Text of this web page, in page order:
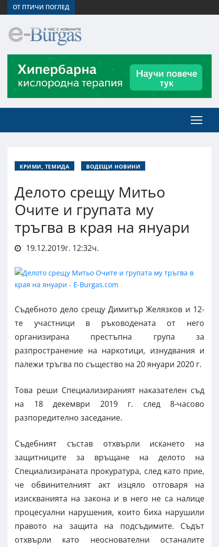
ОТ ПТИЧИ ПОГЛЕД
КРИМИ, ТЕМИДА ВОДЕЩИ НОВИНИ
Делото срещу Митьо
Очите и групата му
тръгва в края на януари
19.12.2019г. 12:32ч.
Съдебното дело срещу Димитър Желязков и 12-
те участници в ръководената от него
организирана престъпна група за
разпространение на наркотици, изнудвания и
палежи тръгва по същество на 20 януари 2020 г.
Това реши Специализираният наказателен съд
на 18 декември 2019 г. след 8-часово
разпоредително заседание.
Съдебният състав отхвърли искането на
защитниците за връщане на делото на
Специализираната прокуратура, след като прие,
че обвинителният акт изцяло отговаря на
изискванията на закона и в него не са налице
процесуални нарушения, които биха нарушили
правото на защита на подсъдимите. Съдът
отхвърли като неоснователни останалите